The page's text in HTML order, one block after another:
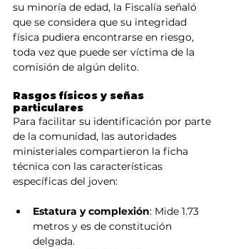
su minoría de edad, la Fiscalía señaló
que se considera que su integridad
física pudiera encontrarse en riesgo,
toda vez que puede ser víctima de la
comisión de algún delito.
Rasgos físicos y señas
particulares
Para facilitar su identificación por parte
de la comunidad, las autoridades
ministeriales compartieron la ficha
técnica con las características
específicas del joven:
Estatura y complexión: Mide 1.73
metros y es de constitución
delgada.